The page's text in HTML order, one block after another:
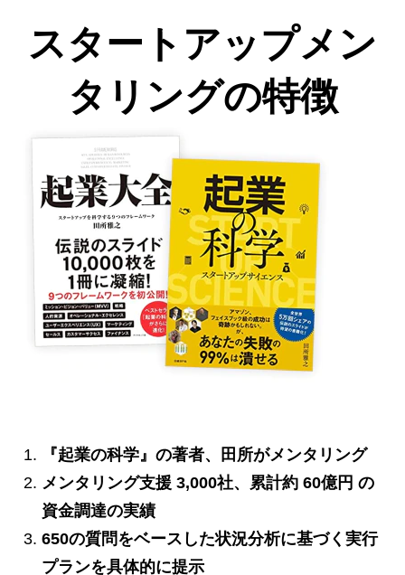
スタートアップメン
タリングの特徴
『起業の科学』の著者、田所がメンタリング
メンタリング支援 3,000社、累計約 60億円 の
資金調達の実績
650の質問をベースした状況分析に基づく実行
プランを具体的に提示